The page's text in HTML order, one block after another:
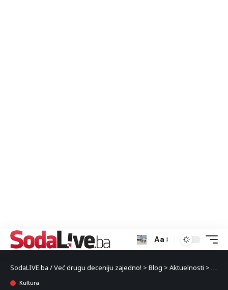
Aa
SodaLIVE.ba / Već drugu deceniju zajedno! > Blog > Aktuelnosti >
Kultura